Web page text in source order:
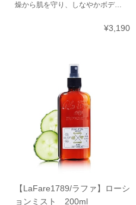
燥から肌を守り、しなやかボデ…
¥3,190
【LaFare1789/ラファ】ローシ
ョンミスト 200ml